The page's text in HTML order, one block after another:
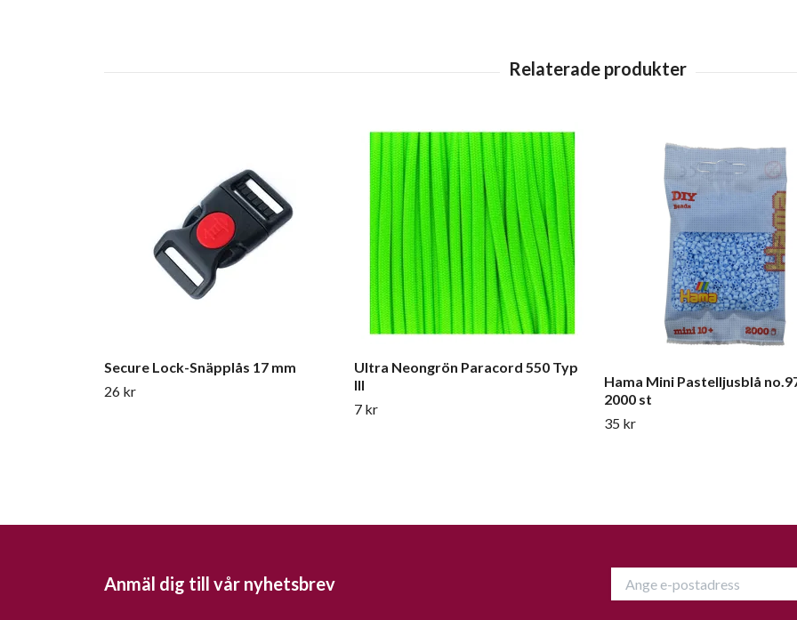
Secure Lock-Snäpplås 17 mm
26 kr
Ultra Neongrön Paracord 550 Typ
III
7 kr
Hama Mini Pastelljusblå
2000 st
35 kr
Anmäl dig till vår nyhetsbrev